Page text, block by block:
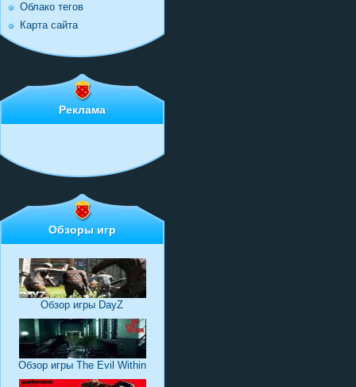
Облако тегов
Карта сайта
Реклама
Обзоры игр
Обзор игры DayZ
Обзор игры The Evil Within